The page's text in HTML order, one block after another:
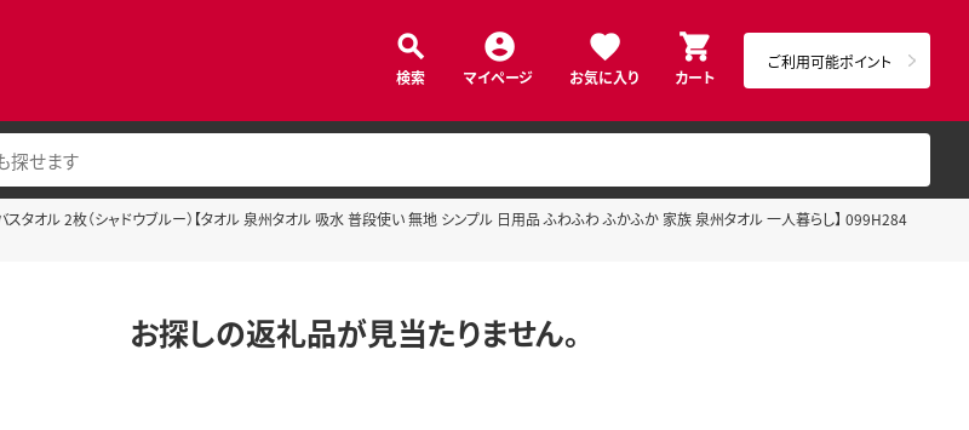
検索 マイページ お気に入り カート
ご利用可能ポイント
スタオル 2枚（シャドウブルー）【タオル 泉州タオル 吸水 普段使い 無地 シンプル 日用品 ふわふわ ふかふか 家族 泉州タオル 一人暮らし】 099H284
お探しの返礼品が見当たりません。